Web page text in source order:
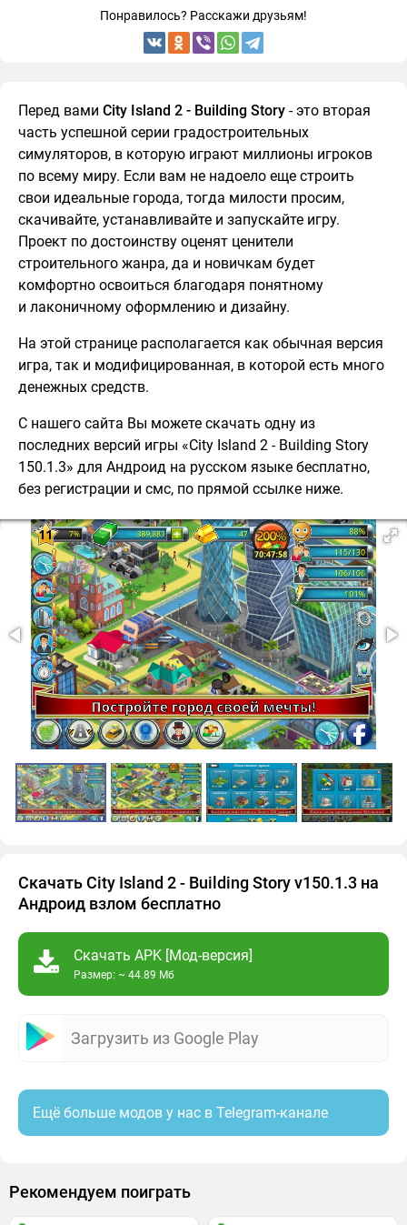
Понравилось? Расскажи друзьям!
Перед вами City Island 2 - Building Story - это вторая
часть успешной серии градостроительных
симуляторов, в которую играют миллионы игроков
по всему миру. Если вам не надоело еще строить
свои идеальные города, тогда милости просим,
скачивайте, устанавливайте и запускайте игру.
Проект по достоинству оценят ценители
строительного жанра, да и новичкам будет
комфортно освоиться благодаря понятному
и лаконичному оформлению и дизайну.
На этой странице располагается как обычная версия
игра, так и модифицированная, в которой есть много
денежных средств.
С нашего сайта Вы можете скачать одну из
последних версий игры «City Island 2 - Building Story
150.1.3» для Андроид на русском языке бесплатно,
без регистрации и смс, по прямой ссылке ниже.
Скачать City Island 2 - Building Story v150.1.3 на
Андроид взлом бесплатно
Скачать APK [Мод-версия]
Размер: ~ 44.89 Мб
Загрузить из Google Play
Ещё больше модов у нас в Telegram-канале
Рекомендуем поиграть